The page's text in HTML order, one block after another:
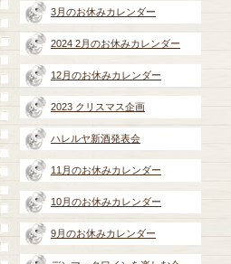
3月のお休みカレンダー
2024 2月のお休みカレンダー
12月のお休みカレンダー
2023 クリスマス企画
ハレルヤ新酒発表会
11月のお休みカレンダー
10月のお休みカレンダー
9月のお休みカレンダー